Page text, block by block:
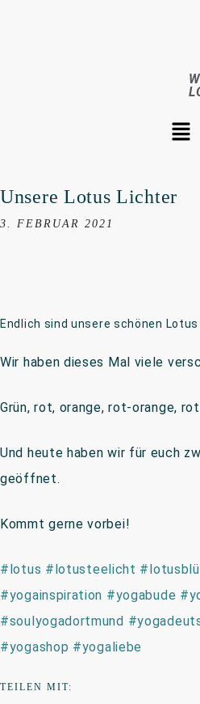
Unsere Lotus Lichter
3. FEBRUAR 2021
Endlich sind unsere schönen
Wir haben dieses Mal viele
Grün, rot, orange, rot-orange,
Und heute haben wir für euch
geöffnet.
Kommt gerne vorbei!
#lotus #lotusteelicht
#yogainspiration #yogabude
#soulyogadortmund
#yogashop #yogaliebe
TEILEN MIT: